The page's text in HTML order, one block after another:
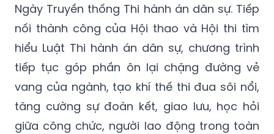
Ngày Truyền thống Thi hành án dân sự. Tiếp
nối thành công của Hội thao và Hội thi tìm
hiểu Luật Thi hành án dân sự, chương trình
tiếp tục góp phần ôn lại chặng đường vẻ
vang của ngành, tạo khí thế thi đua sôi nổi,
tăng cường sự đoàn kết, giao lưu, học hỏi
giữa công chức, người lao động trong toàn